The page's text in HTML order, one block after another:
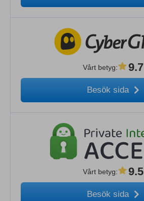
Vårt betyg: 9.7
Besök sida
Vårt betyg: 9.5
Besök sida